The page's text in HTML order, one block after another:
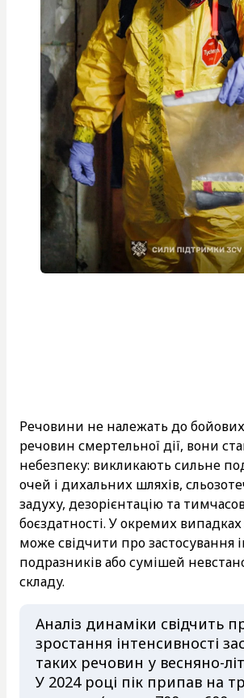
Речовини не належать до
речовин смертельної дії, вони
небезпеку: викликають сильне
очей і дихальних шляхів,
задуху, дезорієнтацію та
боєздатності. У окремих
може свідчити про застосування
подразників або сумішей
складу.
Аналіз динаміки свідчить
зростання інтенсивності
таких речовин у весняно-
У 2024 році пік припав на